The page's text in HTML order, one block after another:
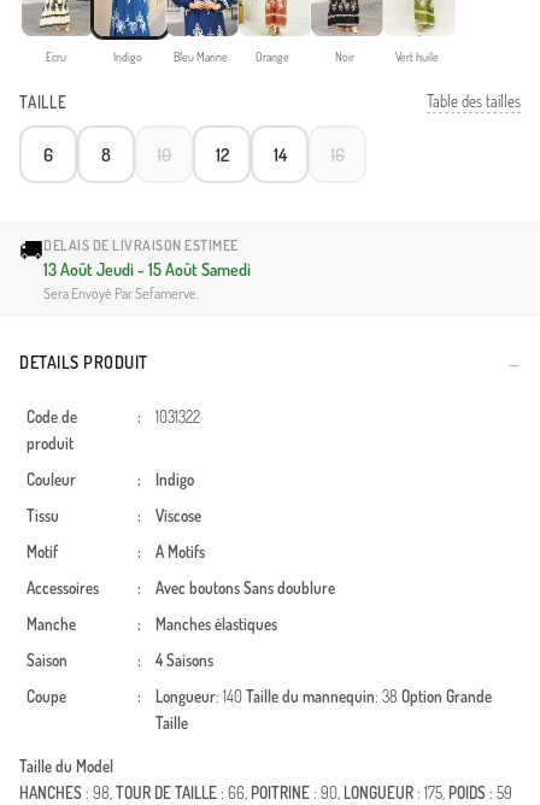
Ecru Indigo Bleu Marine Orange Noir Vert huile
TAILLE Table des tailles
6 8 10 12 14 16
🚚DELAIS DE LIVRAISON ESTIMEE
13 Août Jeudi - 15 Août Samedi
Sera Envoyé Par Sefamerve.
DETAILS PRODUIT
Code de
produit
: 1031322
Couleur :
Indigo
Tissu
:
Viscose
Motif
:
A Motifs
Accessoires
: Avec boutonsSans doublure
Manche
:
Manches élastiques
Saison
:
4 Saisons
Coupe
: Longueur: 140Taille du mannequin: 38 Option Grande
Taille
Taille du Model
HANCHES: 98,TOUR DE TAILLE: 66, POITRINE: 90, LONGUEUR: 175, POIDS: 59